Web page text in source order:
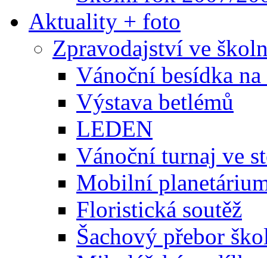
Aktuality + foto
Zpravodajství ve
Vánoční besídka na
Výstava betlémů
LEDEN
Vánoční turnaj ve
Mobilní
Floristická soutěž
Šachový přebor